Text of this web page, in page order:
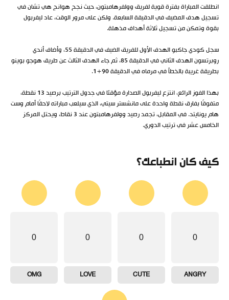
انطلقت المباراة بفترة قوية لفريق وولفرهامبتون، حيث نجح هوانج هي تشان في
تسجيل هدف المضيف في الدقيقة السابعة. ولكن على مرور الوقت، عاد ليفربول
بقوة وتمكن من تسجيل ثلاثة أهداف مذهلة.
سجل كودي جاكبو الهدف الأول للفريق الضيف في الدقيقة 55، وأضاف أندي
روبرتسون الهدف الثاني في الدقيقة 85، ثم جاء الهدف الثالث عن طريق هوجو بوينو
بطريقة غريبة بالخطأ في مرماه في الدقيقة 90+1.
بهذا الفوز الرائع، انتزع ليفربول الصدارة مؤقتًا في جدول الترتيب برصيد 13 نقطة،
متفوقًا بفارق نقطة واحدة على مانشستر سيتي، الذي سيلعب مباراته لاحقًا أمام وست
هام يونايتد. في المقابل، تجمد رصيد وولفرهامبتون عند 3 نقاط، ويحتل المركز
الخامس عشر في ترتيب الدوري.
كيف كان انطباعك؟
0
ANGRY
0
CUTE
0
LOVE
0
OMG